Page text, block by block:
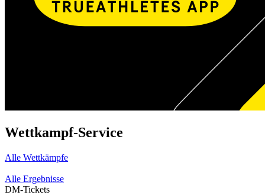
Wettkampf-Service
Alle Wettkämpfe
Alle Ergebnisse
DM-Tickets